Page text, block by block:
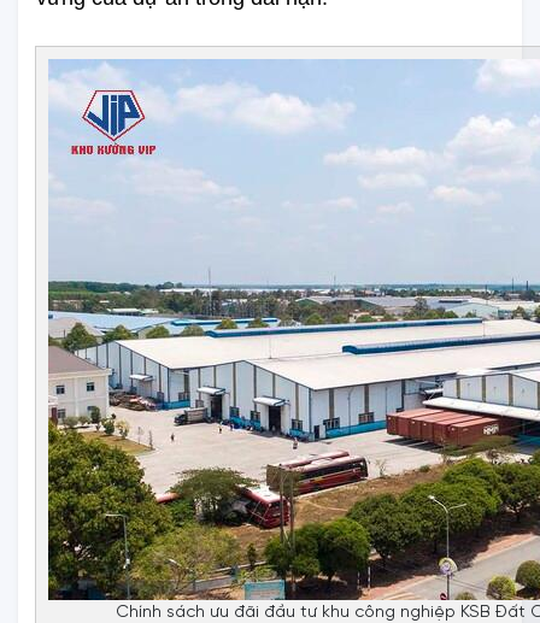
Chính sách ưu đãi đầu tư khu công nghiệp KSB